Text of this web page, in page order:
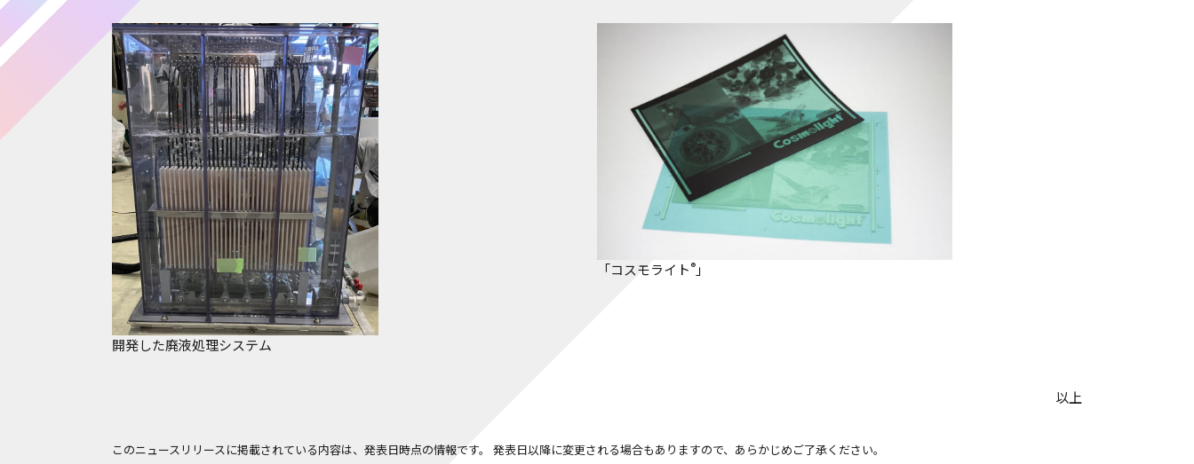
開発した廃液処理システム
「コスモライト® 」
以上
このニュースリリースに掲載されている内容は、発表日時点の情報です。 発表日以降に変更される場合もありますので、あらかじめご了承ください。